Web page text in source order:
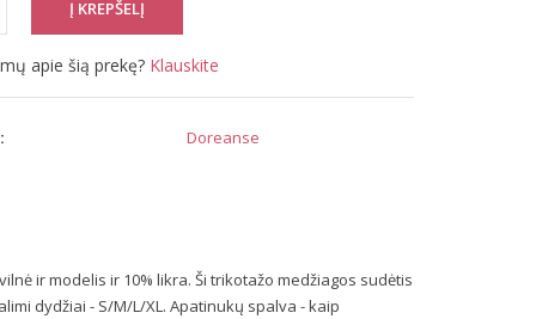
apie šią prekę? Klauskite
Doreanse
ir modelis ir 10% likra. Ši trikotažo medžiagos sudėtis
dydžiai - S/M/L/XL. Apatinukų spalva - kaip